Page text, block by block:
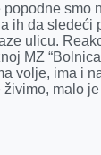
smo
ih da sledeći
ulicu.
MZ
volje, ima i
živimo, malo